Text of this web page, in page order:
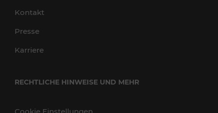
Kontakt
Presse
Karriere
RECHTLICHE HINWEISE UND MEHR